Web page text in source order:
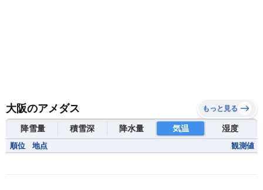
大阪のアメダス もっと見る
降雪量 積雪深 降水量 気温 湿度
順位 地点 観測値